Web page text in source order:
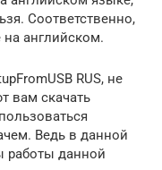
Соответственно,
на английском.
RUS, не
вам скачать
Ведь в данной
работы данной